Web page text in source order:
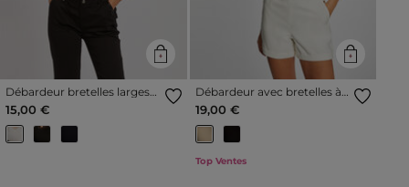
Débardeur bretelles larges
en dentelle ivoire femme
15,00 €
Débardeur avec bretelles à
ornements sable femme
19,00 €
Top Ventes